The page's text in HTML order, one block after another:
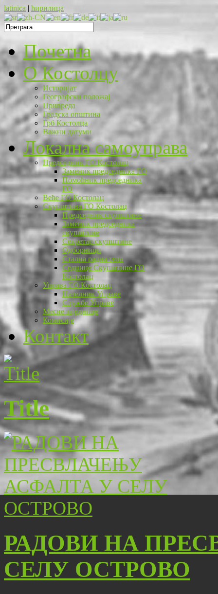
latinica | ћирилица
Почетна
O Костолцу
Историјат
Географски положај
Привреда
Градска општина
Грб Костолца
Важни датуми
Локална самоуправа
Председник ГО Костолац
Заменик председника ГО
Помоћник председника
ГО
Веће ГО Костолац
Скупштина ГО Костолац
Председник скупштине
Заменик председника
скупштине
Секретар скупштине
Одборници
Стална радна тела
Седнице Скупштине ГО
Костолац
Управа ГО Костолац
Начелник Управе
Службе Управе
Месне заједнице
Комисије
Контакт
Title
РАДОВИ НА
СЕЛУ ОСТРОВО